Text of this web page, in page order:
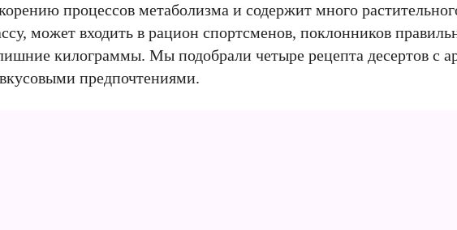
процессов метаболизма и содержит много
может входить в рацион спортсменов, поклонников
килограммы. Мы подобрали четыре рецепта десертов с
предпочтениями.